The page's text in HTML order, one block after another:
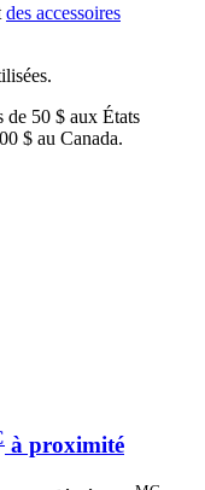
des accessoires
de 50 $ aux États
$ au Canada.
à proximité